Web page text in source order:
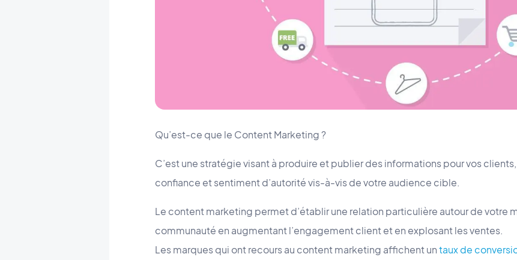
Qu’est-ce que le Content Marketing ?
C’est une stratégie visant à produire et publier des informations pour vos
confiance et sentiment d’autorité vis-à-vis de votre audience cible.
Le content marketing permet d’établir une relation particulière autour de votre
communauté en augmentant l’engagement client et en explosant les ventes.
Les marques qui ont recours au content marketing affichent untaux de